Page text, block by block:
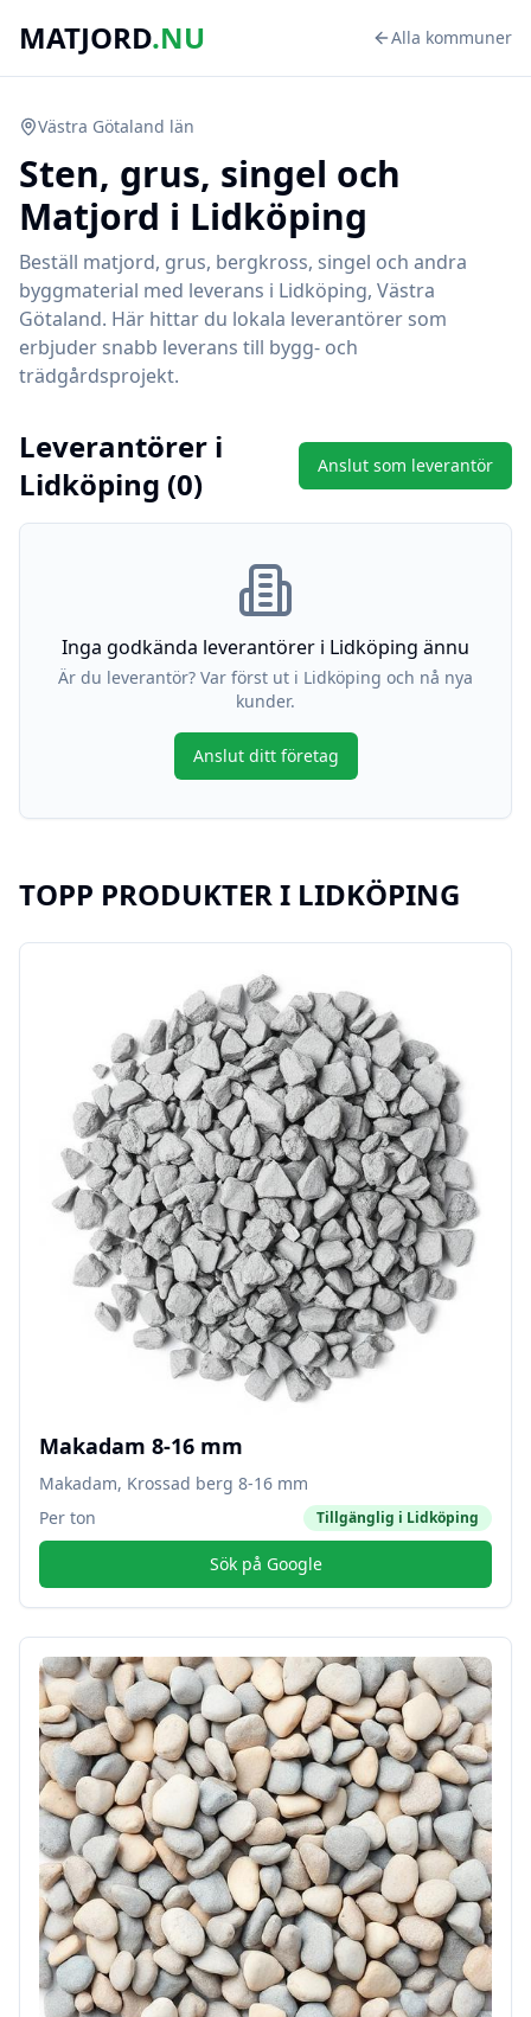
MATJORD.NU Alla kommuner
Västra Götaland län
Sten, grus, singel och
Matjord i Lidköping
Beställ matjord, grus, bergkross, singel och andra
byggmaterial med leverans i Lidköping, Västra
Götaland. Här hittar du lokala leverantörer som
erbjuder snabb leverans till bygg- och
trädgårdsprojekt.
Leverantörer i
Lidköping (0) Anslut som leverantör
Inga godkända leverantörer i Lidköping ännu
Är du leverantör? Var först ut i Lidköping och nå nya
kunder.
Anslut ditt företag
TOPP PRODUKTER I LIDKÖPING
Makadam 8-16 mm
Makadam, Krossad berg 8-16 mm
Per ton
Tillgänglig i Lidköping
Sök på Google